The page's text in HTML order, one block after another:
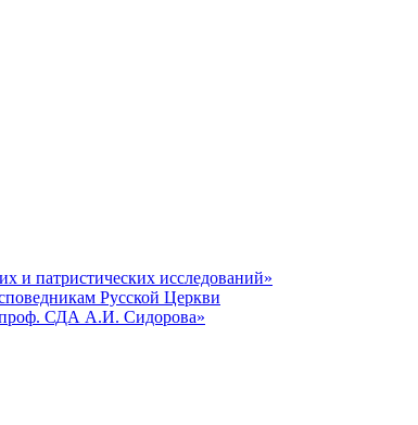
и патристических исследований»
Русской Церкви
проф. СДА А.И. Сидорова»